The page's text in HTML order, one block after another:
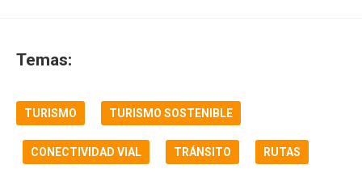
Temas:
TURISMO TURISMO SOSTENIBLE
CONECTIVIDAD VIAL TRÁNSITO RUTAS